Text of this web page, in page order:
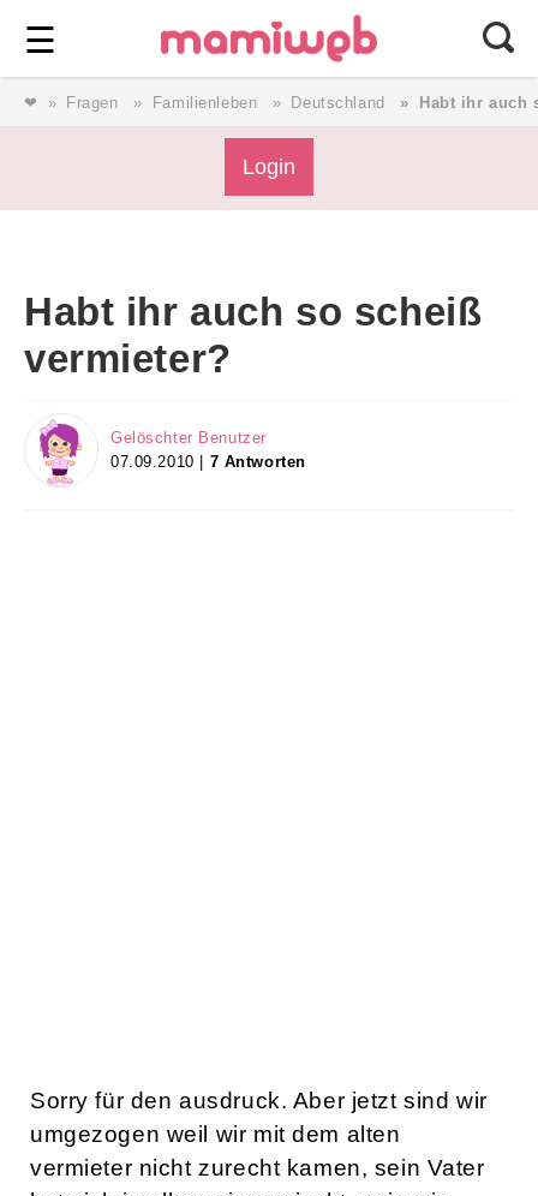
☰ ⎯ Wir lieben Familie ⎯
❤ Fragen Familienleben Deutschland Habt ihr auch
Login
Habt ihr auch so scheiß
vermieter?
Gelöschter Benutzer
07.09.2010 | 7 Antworten
Sorry für den ausdruck. Aber jetzt sind wir
umgezogen weil wir mit dem alten
vermieter nicht zurecht kamen, sein Vater
Forum
Service
AGB & Impressum